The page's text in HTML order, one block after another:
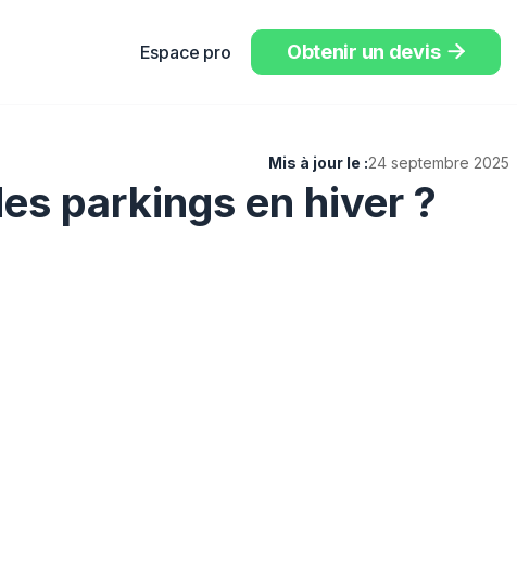
Espace pro Obtenir un devis 
Mis à jour le :24 septembre 2025
parkings en hiver ?